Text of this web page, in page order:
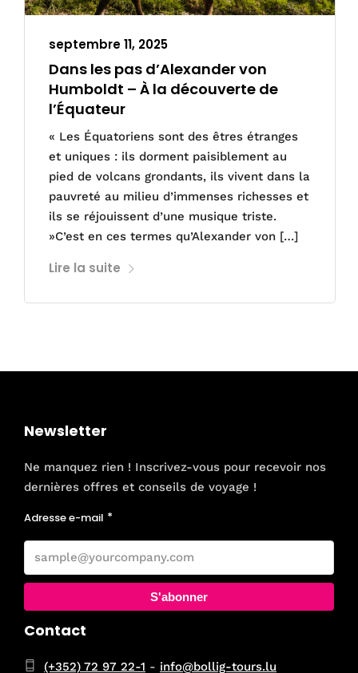
septembre 11, 2025
Dans les pas d’Alexander von
Humboldt – À la découverte de
l’Équateur
« Les Équatoriens sont des êtres étranges
et uniques : ils dorment paisiblement au
pied de volcans grondants, ils vivent dans la
pauvreté au milieu d’immenses richesses et
ils se réjouissent d’une musique triste.
»C’est en ces termes qu’Alexander von […]
Lire la suite
Newsletter
Ne manquez rien ! Inscrivez-vous pour recevoir nos
dernières offres et conseils de voyage !
Adresse e-mail
S'abonner
Contact
(+352) 72 97 22-1 - info@bollig-tours.lu